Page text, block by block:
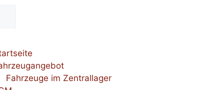
Fahrzeuge im Zentrallager